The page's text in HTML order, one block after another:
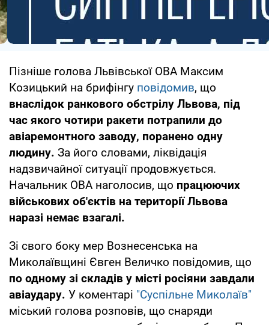
Пізніше голова Львівської ОВА Максим
Козицький на брифінгу повідомив, що
внаслідок ранкового обстрілу Львова, під
час якого чотири ракети потрапили до
авіаремонтного заводу, поранено одну
людину. За його словами, ліквідація
надзвичайної ситуації продовжується.
Начальник ОВА наголосив, що працюючих
військових об'єктів на території Львова
наразі немає взагалі.
Зі свого боку мер Вознесенська на
Миколаївщині Євген Величко повідомив, що
по одному зі складів у місті росіяни завдали
авіаудару. У коментарі "Суспільне Миколаїв"
міський голова розповів, що снаряди